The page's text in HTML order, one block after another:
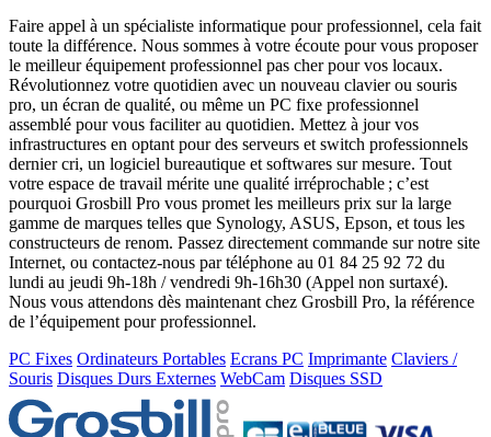
Faire appel à un spécialiste informatique pour professionnel, cela fait
toute la différence. Nous sommes à votre écoute pour vous proposer
le meilleur équipement professionnel pas cher pour vos locaux.
Révolutionnez votre quotidien avec un nouveau clavier ou souris
pro, un écran de qualité, ou même un PC fixe professionnel
assemblé pour vous faciliter au quotidien. Mettez à jour vos
infrastructures en optant pour des serveurs et switch professionnels
dernier cri, un logiciel bureautique et softwares sur mesure. Tout
votre espace de travail mérite une qualité irréprochable ; c’est
pourquoi Grosbill Pro vous promet les meilleurs prix sur la large
gamme de marques telles que Synology, ASUS, Epson, et tous les
constructeurs de renom. Passez directement commande sur notre site
Internet, ou contactez-nous par téléphone au 01 84 25 92 72 du
lundi au jeudi 9h-18h / vendredi 9h-16h30 (Appel non surtaxé).
Nous vous attendons dès maintenant chez Grosbill Pro, la référence
de l’équipement pour professionnel.
PC Fixes Ordinateurs Portables Ecrans PC Imprimante Claviers /
Souris Disques Durs Externes WebCam Disques SSD